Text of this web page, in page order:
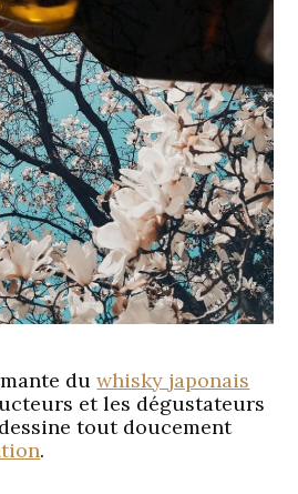
duwhisky japonais
et les dégustateurs
tout doucement
.